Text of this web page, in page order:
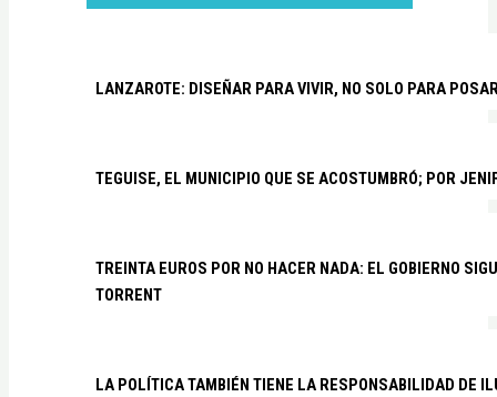
LANZAROTE: DISEÑAR PARA VIVIR, NO SOLO PARA
TEGUISE, EL MUNICIPIO QUE SE ACOSTUMBRÓ; POR
TREINTA EUROS POR NO HACER NADA: EL GOBIERNO
TORRENT
LA POLÍTICA TAMBIÉN TIENE LA RESPONSABILIDAD DE